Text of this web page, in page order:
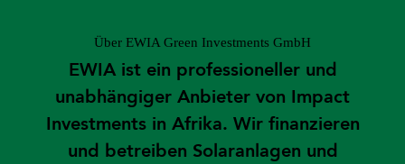
Über EWIA Green Investments GmbH
EWIA ist ein professioneller und
unabhängiger Anbieter von Impact
Investments in Afrika. Wir finanzieren
und betreiben Solaranlagen und